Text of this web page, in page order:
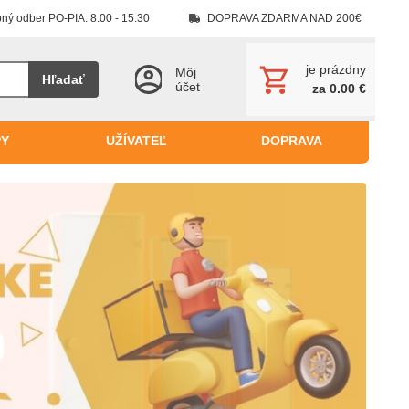
odber PO-PIA: 8:00 - 15:30 DOPRAVA ZDARMA NAD 200€
Hľadať
Môj
účet
je prázdny
za 0.00 €
UŽÍVATEĽ DOPRAVA